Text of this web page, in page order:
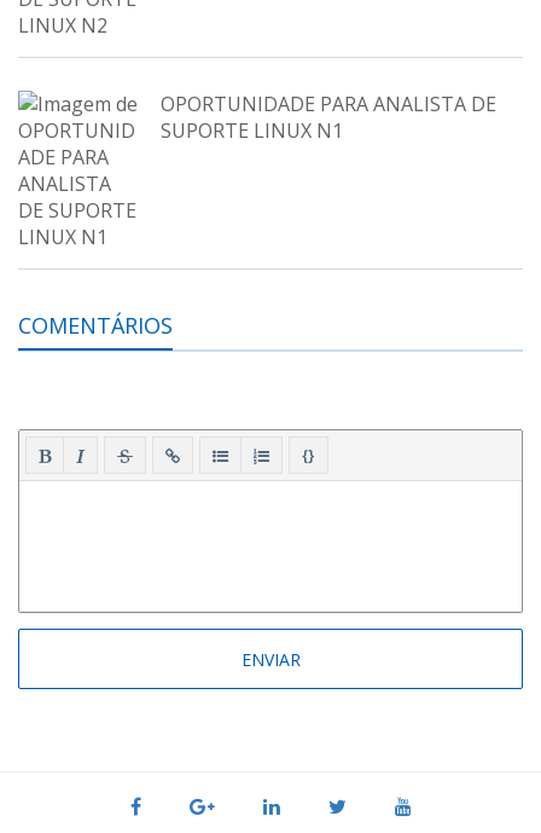
OPORTUNIDADE PARA ANALISTA DE
SUPORTE LINUX N1
COMENTÁRIOS
{}